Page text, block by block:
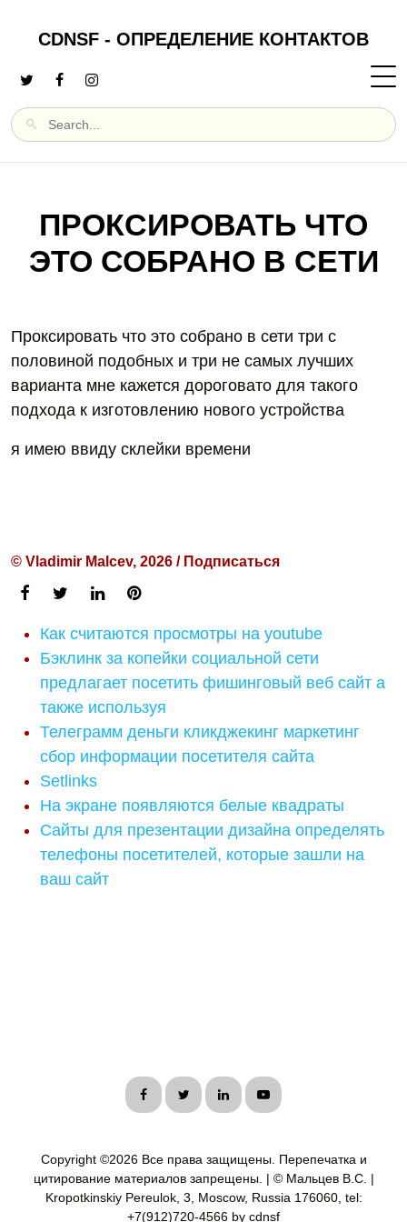
CDNSF - ОПРЕДЕЛЕНИЕ КОНТАКТОВ
ПРОКСИРОВАТЬ ЧТО
ЭТО СОБРАНО В СЕТИ
Проксировать что это собрано в сети три с
половиной подобных и три не самых лучших
варианта мне кажется дороговато для такого
подхода к изготовлению нового устройства
я имею ввиду склейки времени
© Vladimir Malcev, 2026 / Подписаться
Как считаются просмотры на youtube
Бэклинк за копейки социальной сети
предлагает посетить фишинговый веб сайт а
также используя
Телеграмм деньги кликджекинг маркетинг
сбор информации посетителя сайта
Setlinks
На экране появляются белые квадраты
Сайты для презентации дизайна определять
телефоны посетителей, которые зашли на
ваш сайт
Copyright ©2026 Все права защищены. Перепечатка и
цитирование материалов запрещены. | © Мальцев В.С. |
Kropotkinskiy Pereulok, 3, Moscow, Russia 176060, tel:
+7(912)720-4566 by cdnsf